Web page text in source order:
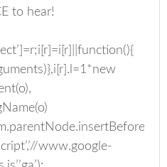
to hear!
www.google-